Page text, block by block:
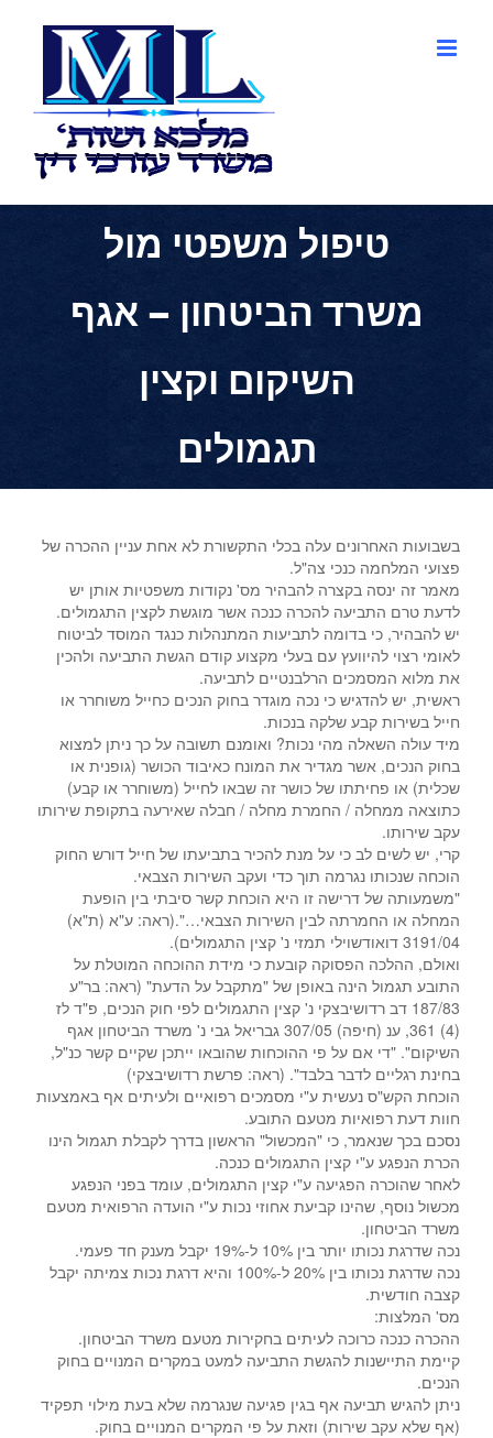
טיפול משפטי מול
משרד הביטחון – אגף
השיקום וקצין
תגמולים
בשבועות האחרונים עלה בכלי התקשורת לא אחת עניין ההכרה של
פצועי המלחמה כנכי צה"ל.
מאמר זה ינסה בקצרה להבהיר מס' נקודות משפטיות אותן יש
לדעת טרם התביעה להכרה כנכה אשר מוגשת לקצין התגמולים.
יש להבהיר, כי בדומה לתביעות המתנהלות כנגד המוסד לביטוח
לאומי רצוי להיוועץ עם בעלי מקצוע קודם הגשת התביעה ולהכין
את מלוא המסמכים הרלבנטיים לתביעה.
ראשית, יש להדגיש כי נכה מוגדר בחוק הנכים כחייל משוחרר או
חייל בשירות קבע שלקה בנכות.
מיד עולה השאלה מהי נכות? ואומנם תשובה על כך ניתן למצוא
בחוק הנכים, אשר מגדיר את המונח כאיבוד הכושר (גופנית או
שכלית) או פחיתתו של כושר זה שבאו לחייל (משוחרר או קבע)
כתוצאה ממחלה / החמרת מחלה / חבלה שאירעה בתקופת שירותו
עקב שירותו.
קרי, יש לשים לב כי על מנת להכיר בתביעתו של חייל דורש החוק
הוכחה שנכותו נגרמה תוך כדי ועקב השירות הצבאי.
"משמעותה של דרישה זו היא הוכחת קשר סיבתי בין הופעת
המחלה או החמרתה לבין השירות הצבאי…".(ראה: ע"א (ת"א)
3191/04 דואודשוילי תמזי נ' קצין התגמולים).
ואולם, ההלכה הפסוקה קובעת כי מידת ההוכחה המוטלת על
התובע תגמול הינה באופן של "מתקבל על הדעת" (ראה: בר"ע
187/83 דב רדושיבצקי נ' קצין התגמולים לפי חוק הנכים, פ"ד לז
(4) 361, ענ (חיפה) 307/05 גבריאל גבי נ' משרד הביטחון אגף
השיקום". "די אם על פי ההוכחות שהובאו ייתכן שקיים קשר כנ"ל,
בחינת רגליים לדבר בלבד". (ראה: פרשת רדושיבצקי)
הוכחת הקש"ס נעשית ע"י מסמכים רפואיים ולעיתים אף באמצעות
חוות דעת רפואיות מטעם התובע.
נסכם בכך שנאמר, כי "המכשול" הראשון בדרך לקבלת תגמול הינו
הכרת הנפגע ע"י קצין התגמולים כנכה.
לאחר שהוכרה הפגיעה ע"י קצין התגמולים, עומד בפני הנפגע
מכשול נוסף, שהינו קביעת אחוזי נכות ע"י הועדה הרפואית מטעם
משרד הביטחון.
נכה שדרגת נכותו יותר בין 10% ל-19% יקבל מענק חד פעמי.
נכה שדרגת נכותו בין 20% ל-100% והיא דרגת נכות צמיתה יקבל
קצבה חודשית.
מס' המלצות:
ההכרה כנכה כרוכה לעיתים בחקירות מטעם משרד הביטחון.
קיימת התיישנות להגשת התביעה למעט במקרים המנויים בחוק
הנכים.
ניתן להגיש תביעה אף בגין פגיעה שנגרמה שלא בעת מילוי תפקיד
(אף שלא עקב שירות) וזאת על פי המקרים המנויים בחוק.